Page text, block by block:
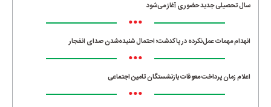
سال تحصیلی جدید حضوری آغاز می‌شود
•••
انهدام مهمات عمل‌نکرده در پاکدشت؛ احتمال شنیده‌شدن صدای انفجار
•••
اعلام زمان پرداخت معوقات بازنشستگان تامین اجتماعی
•••